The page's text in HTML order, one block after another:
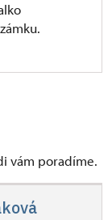
vám poradíme.